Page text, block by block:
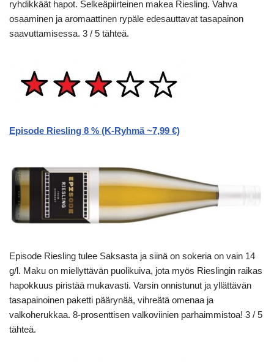
ryhdikkäät hapot. Selkeäpiirteinen makea Riesling. Vahva
osaaminen ja aromaattinen rypäle edesauttavat tasapainon
saavuttamisessa. 3 / 5 tähteä.
Episode Riesling 8 % (K-Ryhmä ~7,99 €)
Episode Riesling tulee Saksasta ja siinä on sokeria on vain 14
g/l. Maku on miellyttävän puolikuiva, jota myös Rieslingin raikas
hapokkuus piristää mukavasti. Varsin onnistunut ja yllättävän
tasapainoinen paketti päärynää, vihreätä omenaa ja
valkoherukkaa. 8-prosenttisen valkoviinien parhaimmistoa! 3 / 5
tähteä.